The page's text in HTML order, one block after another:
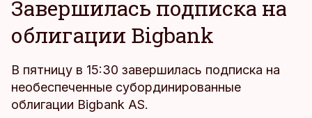
Завершилась подписка на
облигации Bigbank
В пятницу в 15:30 завершилась подписка на
необеспеченные субординированные
облигации Bigbank AS.